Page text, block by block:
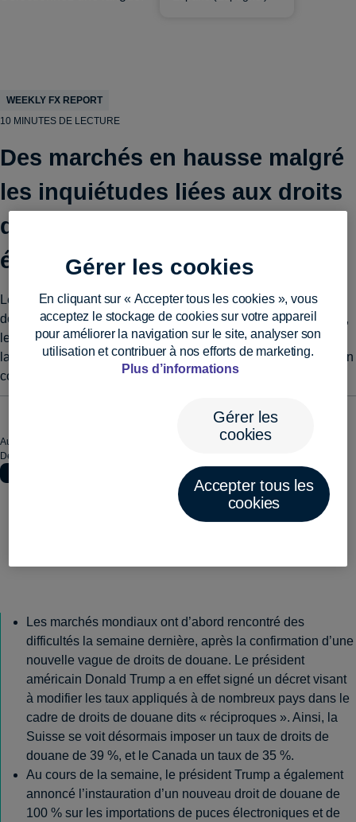
WEEKLY FX REPORT
10 MINUTES DE LECTURE
Des marchés en hausse malgré
les inquiétudes liées aux droits
de douane et aux données
économiques
Les marchés se sont redressés malgré de nouveaux droits de
douane américains et des statistiques de l’emploi décevantes,
les investisseurs misant sur de possibles baisses des taux de
la Fed et sur des changements à la tête de l’institution, dans un
contexte de tensions commerciales mondiales croissantes.
August 8, 2025
Dernière mise à jour le
Les marchés mondiaux ont d’abord rencontré des
difficultés la semaine dernière, après la confirmation d’une
nouvelle vague de droits de douane. Le président
américain Donald Trump a en effet signé un décret visant
à modifier les taux appliqués à de nombreux pays dans le
cadre de droits de douane dits « réciproques ». Ainsi, la
Suisse se voit désormais imposer un taux de droits de
douane de 39 %, et le Canada un taux de 35 %.
Au cours de la semaine, le président Trump a également
annoncé l’instauration d’un nouveau droit de douane de
100 % sur les importations de puces électroniques et de
Gérer les cookies
En cliquant sur « Accepter tous les cookies », vous
acceptez le stockage de cookies sur votre appareil
pour améliorer la navigation sur le site, analyser son
utilisation et contribuer à nos efforts de marketing.
Plus d’informations
Gérer les
cookies
Accepter tous les
cookies